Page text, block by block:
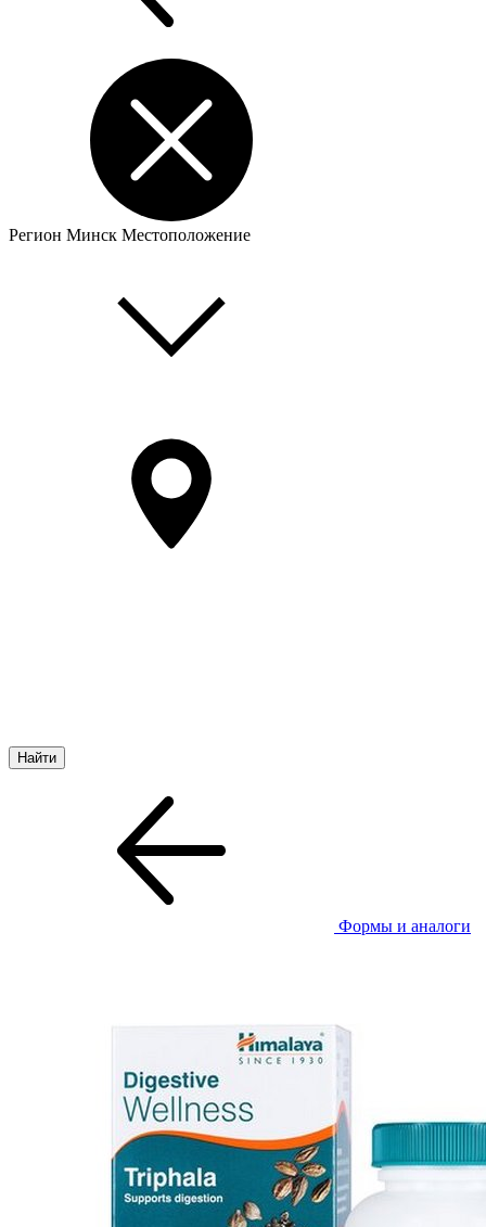
Регион Минск Местоположение
Формы и аналоги